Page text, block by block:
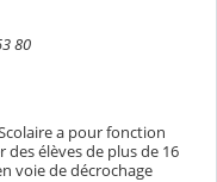
80
a pour fonction
des élèves de plus de 16
voie de décrochage